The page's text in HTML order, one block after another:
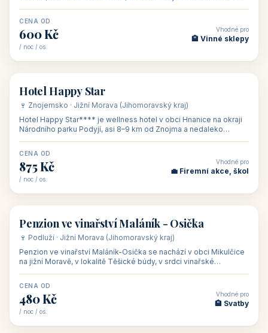
CENA OD
600 Kč
/ noc / os.
Vhodné pro
🏨 Vinné sklepy
🏨 hotel
Hotel Happy Star
🍷 Znojemsko · Jižní Morava (Jihomoravský kraj)
Hotel Happy Star**** je wellness hotel v obci Hnanice na okraji
Národního parku Podyjí, asi 8–9 km od Znojma a nedaleko
CENA OD
875 Kč
/ noc / os.
Vhodné pro
💼 Firemní akce, škol
🏡 penzion
Penzion ve vinařství Maláník - Osička
🍷 Podluží · Jižní Morava (Jihomoravský kraj)
Penzion ve vinařství Maláník-Osička se nachází v obci Mikulčice
na jižní Moravě, v lokalitě Těšické búdy, v srdci vinařské
CENA OD
480 Kč
/ noc / os.
Vhodné pro
🏨 Svatby